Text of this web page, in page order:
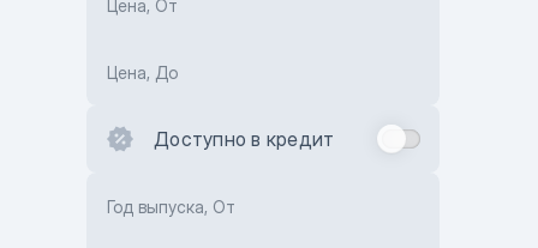
Цена, От
Цена, До
Доступно в кредит
Год выпуска, От